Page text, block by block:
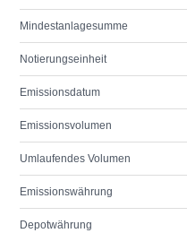
Mindestanlagesumme
Notierungseinheit
Emissionsdatum
Emissionsvolumen
Umlaufendes Volumen
Emissionswährung
Depotwährung